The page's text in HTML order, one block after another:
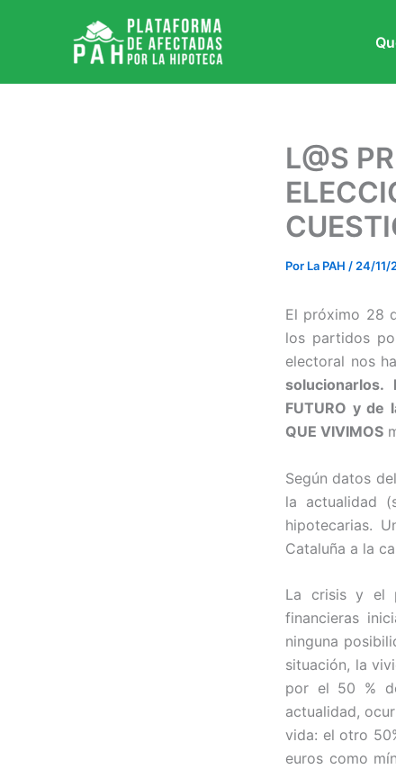
L@S
Por La PAH / 24/11/
El próximo 28
los partidos
electoral nos
FUTURO y de
QUE VIVIMOS
Según datos
la actualidad
hipotecarias.
Cataluña a la
La crisis y el
financieras
ninguna
situación, la
por el 50 %
actualidad,
vida: el otro
euros como